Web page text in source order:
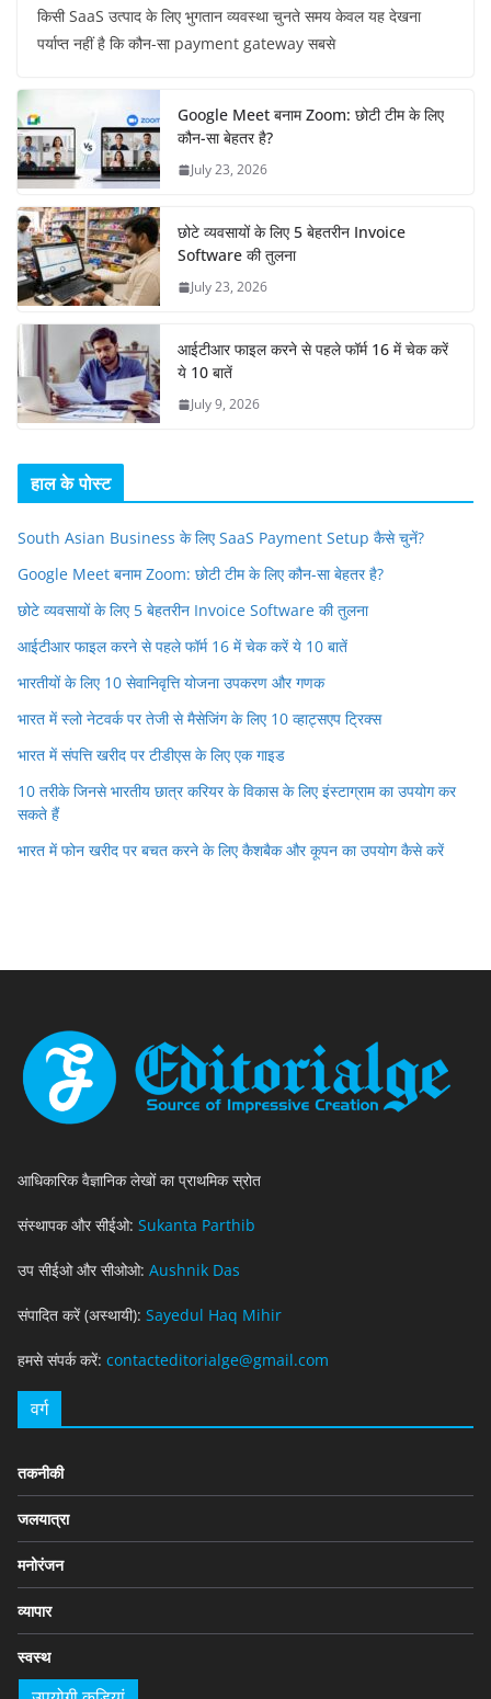
किसी SaaS उत्पाद के लिए भुगतान व्यवस्था चुनते समय केवल यह देखना
पर्याप्त नहीं है कि कौन-सा payment gateway सबसे
Google Meet बनाम Zoom: छोटी टीम के लिए
कौन-सा बेहतर है?
July 23, 2026
छोटे व्यवसायों के लिए 5 बेहतरीन Invoice
Software की तुलना
July 23, 2026
आईटीआर फाइल करने से पहले फॉर्म 16 में चेक करें
ये 10 बातें
July 9, 2026
हाल के पोस्ट
South Asian Business के लिए SaaS Payment Setup कैसे चुनें?
Google Meet बनाम Zoom: छोटी टीम के लिए कौन-सा बेहतर है?
छोटे व्यवसायों के लिए 5 बेहतरीन Invoice Software की तुलना
आईटीआर फाइल करने से पहले फॉर्म 16 में चेक करें ये 10 बातें
भारतीयों के लिए 10 सेवानिवृत्ति योजना उपकरण और गणक
भारत में स्लो नेटवर्क पर तेजी से मैसेजिंग के लिए 10 व्हाट्सएप ट्रिक्स
भारत में संपत्ति खरीद पर टीडीएस के लिए एक गाइड
10 तरीके जिनसे भारतीय छात्र करियर के विकास के लिए इंस्टाग्राम का उपयोग कर
सकते हैं
भारत में फोन खरीद पर बचत करने के लिए कैशबैक और कूपन का उपयोग कैसे करें
आधिकारिक वैज्ञानिक लेखों का प्राथमिक स्रोत
संस्थापक और सीईओ: Sukanta Parthib
उप सीईओ और सीओओ: Aushnik Das
संपादित करें (अस्थायी): Sayedul Haq Mihir
हमसे संपर्क करें: contacteditorialge@gmail.com
वर्ग
तकनीकी
जलयात्रा
मनोरंजन
व्यापार
स्वस्थ